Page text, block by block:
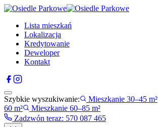
Lista mieszkań
Lokalizacja
Kredytowanie
Deweloper
Kontakt
Szybkie wyszukiwanie: Mieszkanie 30–45 m²
60 m²
Mieszkanie 60–85 m²
Zadzwón teraz: 570 087 465